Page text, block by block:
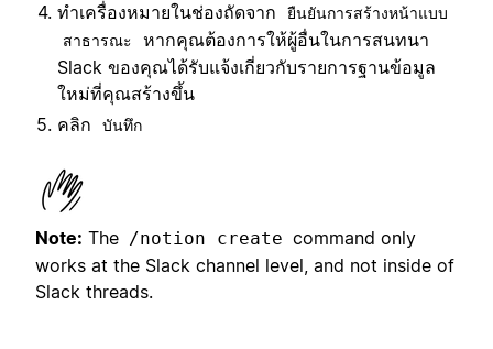
ทำเครื่องหมายในช่องถัดจาก
ยืนยันการสร้างหน้าแบบ
สาธารณะ
หากคุณต้องการให้ผู้อื่นในการสนทนา
Slack ของคุณได้รับแจ้งเกี่ยวกับรายการฐานข้อมูล
ใหม่ที่คุณสร้างขึ้น
คลิก
บันทึก
Note: The /notion create command only
works at the Slack channel level, and not inside of
Slack threads.